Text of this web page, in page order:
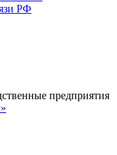
РФ
предприятия